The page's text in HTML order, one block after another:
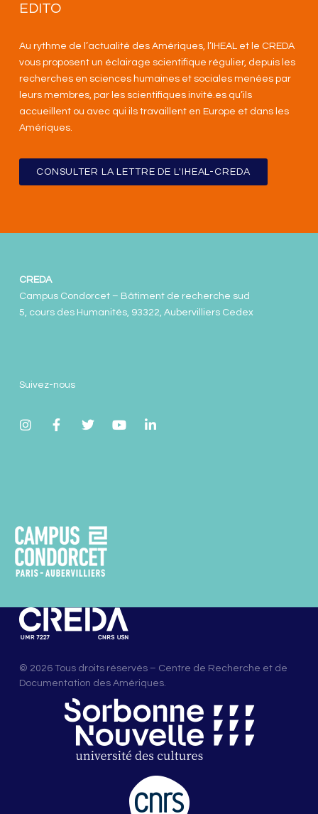
EDITO
Au rythme de l’actualité des Amériques, l’IHEAL et le CREDA
vous proposent un éclairage scientifique régulier, depuis les
recherches en sciences humaines et sociales menées par
leurs membres, par les scientifiques invité.es qu’ils
accueillent ou avec qui ils travaillent en Europe et dans les
Amériques.
CONSULTER LA LETTRE DE L'IHEAL-CREDA
© 2026 Tous droits réservés – Centre de Recherche et de
Documentation des Amériques.
CREDA
Campus Condorcet – Bâtiment de recherche sud
5, cours des Humanités, 93322, Aubervilliers Cedex
Suivez-nous